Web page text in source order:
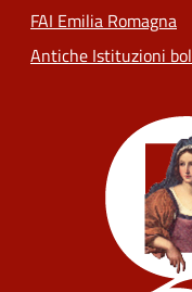
FAI Emilia Romagna
Antiche Istituzioni